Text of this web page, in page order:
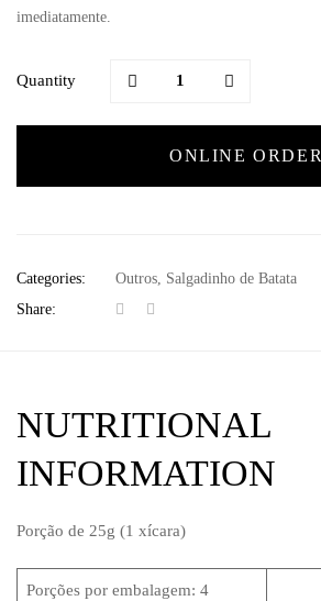
imediatamente.
Quantity
ONLINE ORDER
Categories: Outros Salgadinho de Batata
Share:
NUTRITIONAL
INFORMATION
Porção de 25g (1 xícara)
Porções por embalagem: 4